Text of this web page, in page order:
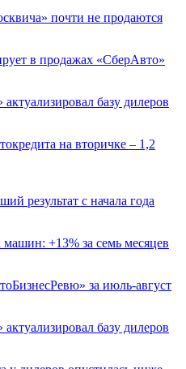
почти не продаются
в продажах «СберАвто»
базу дилеров
на вторичке – 1,2
результат с начала года
+13% за семь месяцев
за июль-август
базу дилеров